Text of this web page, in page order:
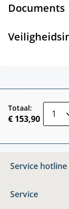
Documents
Totaal:
€ 153,90
Service hotline
Service